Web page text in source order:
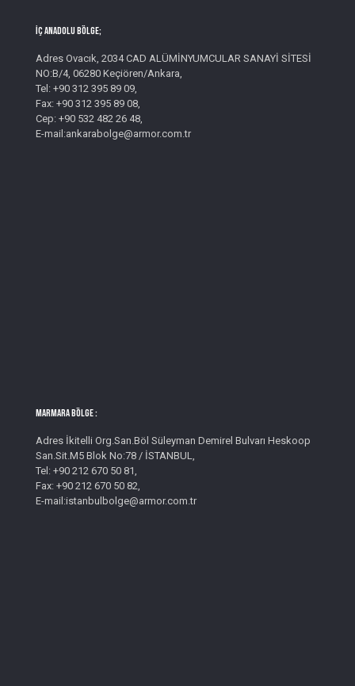
İç Anadolu Bölge;
Adres Ovacık, 2034 CAD ALÜMİNYUMCULAR SANAYİ SİTESİ
NO:B/4, 06280 Keçiören/Ankara,
Tel: +90 312 395 89 09,
Fax: +90 312 395 89 08,
Cep: +90 532 482 26 48,
E-mail:ankarabolge@armor.com.tr
MARMARA BÖLGE :
Adres İkitelli Org.San.Böl Süleyman Demirel Bulvarı Heskoop
San.Sit.M5 Blok No:78 / İSTANBUL,
Tel: +90 212 670 50 81,
Fax: +90 212 670 50 82,
E-mail:istanbulbolge@armor.com.tr